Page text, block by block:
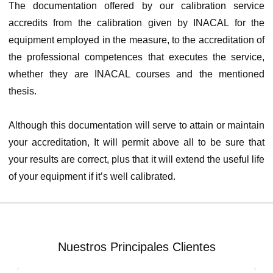
The documentation offered by our calibration service
accredits from the calibration given by INACAL for the
equipment employed in the measure, to the accreditation of
the professional competences that executes the service,
whether they are INACAL courses and the mentioned
thesis.
Although this documentation will serve to attain or maintain
your accreditation, It will permit above all to be sure that
your results are correct, plus that it will extend the useful life
of your equipment if it’s well calibrated.
Nuestros Principales Clientes